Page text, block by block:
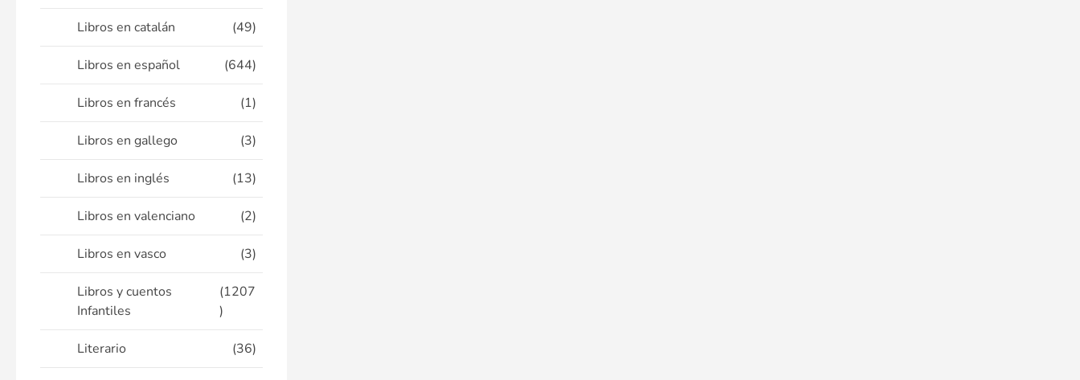
Libros en catalán (49)
Libros en español (644)
Libros en francés (1)
Libros en gallego (3)
Libros en inglés (13)
Libros en valenciano (2)
Libros en vasco (3)
Libros y cuentos
Infantiles
(1207
)
Literario (36)